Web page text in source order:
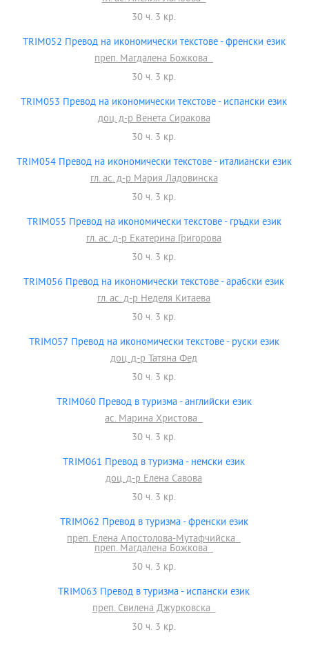
30 ч. 3 кр.
TRIM052 Превод на икономически текстове - френски език
преп. Магдалена Божкова
30 ч. 3 кр.
TRIM053 Превод на икономически текстове - испански език
доц. д-р Венета Сиракова
30 ч. 3 кр.
TRIM054 Превод на икономически текстове - италиански език
гл. ас. д-р Мария Ладовинска
30 ч. 3 кр.
TRIM055 Превод на икономически текстове - гръдки език
гл. ас. д-р Екатерина Григорова
30 ч. 3 кр.
TRIM056 Превод на икономически текстове - арабски език
гл. ас. д-р Неделя Китаева
30 ч. 3 кр.
TRIM057 Превод на икономически текстове - руски език
доц. д-р Татяна Фед
30 ч. 3 кр.
TRIM060 Превод в туризма - английски език
ас. Марина Христова
30 ч. 3 кр.
TRIM061 Превод в туризма - немски език
доц. д-р Елена Савова
30 ч. 3 кр.
TRIM062 Превод в туризма - френски език
преп. Елена Апостолова-Мутафчийска
преп. Магдалена Божкова
30 ч. 3 кр.
TRIM063 Превод в туризма - испански език
преп. Свилена Джурковска
30 ч. 3 кр.